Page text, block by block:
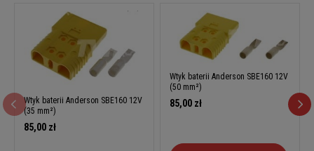
Wtyk baterii Anderson SBE160 12V
(35 mm²)
85,00 zł
Wtyk baterii Anderson SBE160 12V
(50 mm²)
85,00 zł